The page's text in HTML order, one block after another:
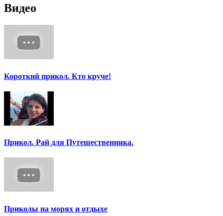
Видео
Короткий прикол. Кто круче!
Прикол. Рай для Путешественника.
Приколы на морях и отдыхе